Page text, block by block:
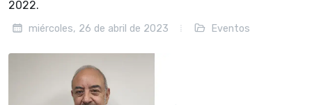
2022.
miércoles, 26 de abril de 2023 Eventos